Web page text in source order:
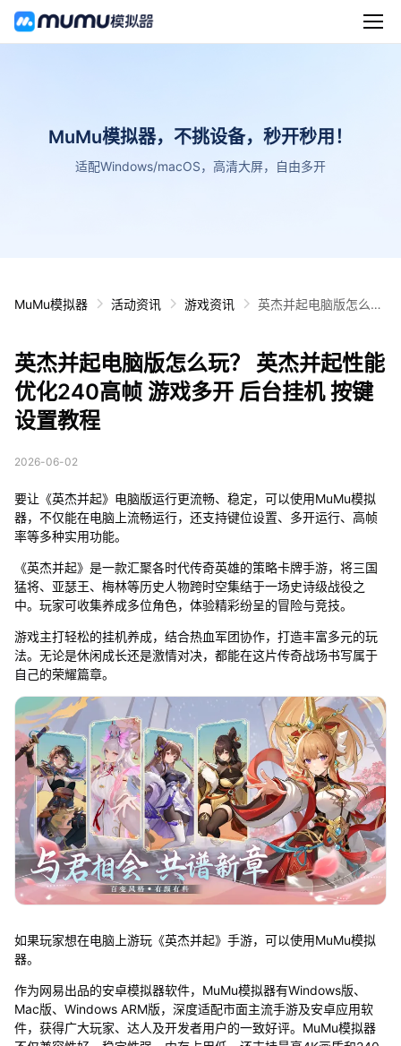
MuMu模拟器，不挑设备，秒开秒用！
适配Windows/macOS，高清大屏，自由多开
MuMu模拟器 活动资讯 游戏资讯
英杰并起电脑版怎么
台挂机 按键设置教程
英杰并起电脑版怎么玩？ 英杰并起性能
优化240高帧 游戏多开 后台挂机 按键
设置教程
2026-06-02
要让《英杰并起》电脑版运行更流畅、稳定，可以使用MuMu模拟
器，不仅能在电脑上流畅运行，还支持键位设置、多开运行、高帧
率等多种实用功能。
《英杰并起》是一款汇聚各时代传奇英雄的策略卡牌手游，将三国
猛将、亚瑟王、梅林等历史人物跨时空集结于一场史诗级战役之
中。玩家可收集养成多位角色，体验精彩纷呈的冒险与竞技。
游戏主打轻松的挂机养成，结合热血军团协作，打造丰富多元的玩
法。无论是休闲成长还是激情对决，都能在这片传奇战场书写属于
自己的荣耀篇章。
如果玩家想在电脑上游玩《英杰并起》手游，可以使用MuMu模拟
器。
作为网易出品的安卓模拟器软件，MuMu模拟器有Windows版、
Mac版、Windows ARM版，深度适配市面主流手游及安卓应用软
件，获得广大玩家、达人及开发者用户的一致好评。MuMu模拟器